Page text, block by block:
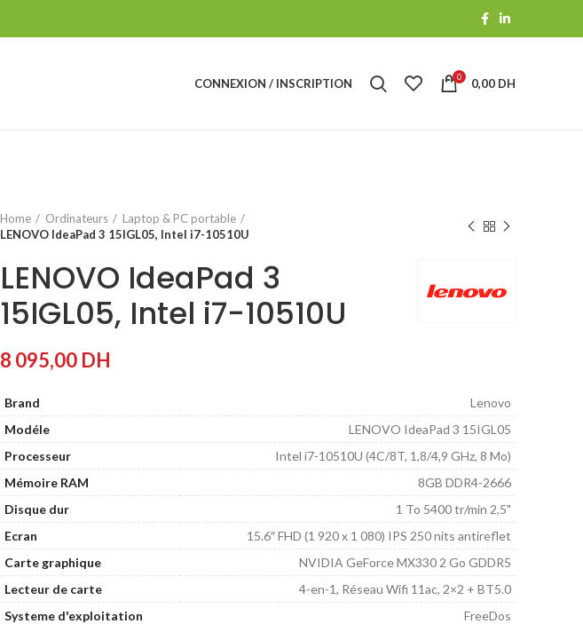
CONNEXION / INSCRIPTION 0 0,00 DH
Home Ordinateurs
Laptop & PC portable
LENOVO IdeaPad 3 15IGL05, Intel i7-10510U
LENOVO IdeaPad 3
15IGL05, Intel i7-10510U
8 095,00 DH
Brand
Lenovo
Modéle
LENOVO IdeaPad 3 15IGL05
Processeur
Intel i7-10510U (4C/8T, 1,8/4,9 GHz, 8 Mo)
Mémoire RAM
8GB DDR4-2666
Disque dur
1 To 5400 tr/min 2,5"
Ecran
15.6″ FHD (1 920 x 1 080) IPS 250 nits antireflet
Carte graphique
NVIDIA GeForce MX330 2 Go GDDR5
Lecteur de carte
4-en-1, Réseau Wifi 11ac, 2×2 + BT5.0
Systeme d'exploitation
FreeDos